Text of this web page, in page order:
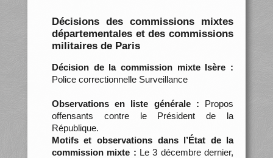
Décisions des commissions mixtes
départementales et des commissions
militaires de Paris
Décision de la commission mixte Isère :
Police correctionnelle Surveillance
Observations en liste générale : Propos
offensants contre le Président de la
République.
Motifs et observations dans l’État de la
commission mixte : Le 3 décembre dernier,